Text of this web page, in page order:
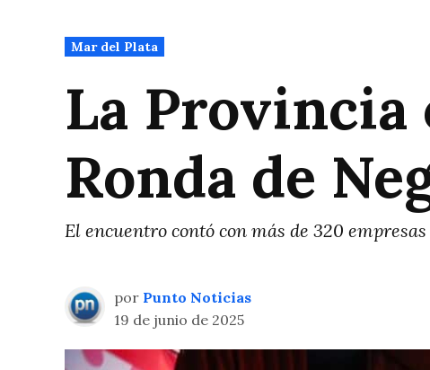
Publicado
en
Mar del Plata
La Provincia
Ronda de
El encuentro contó con más de 320
por Punto Noticias
19 de junio de 2025